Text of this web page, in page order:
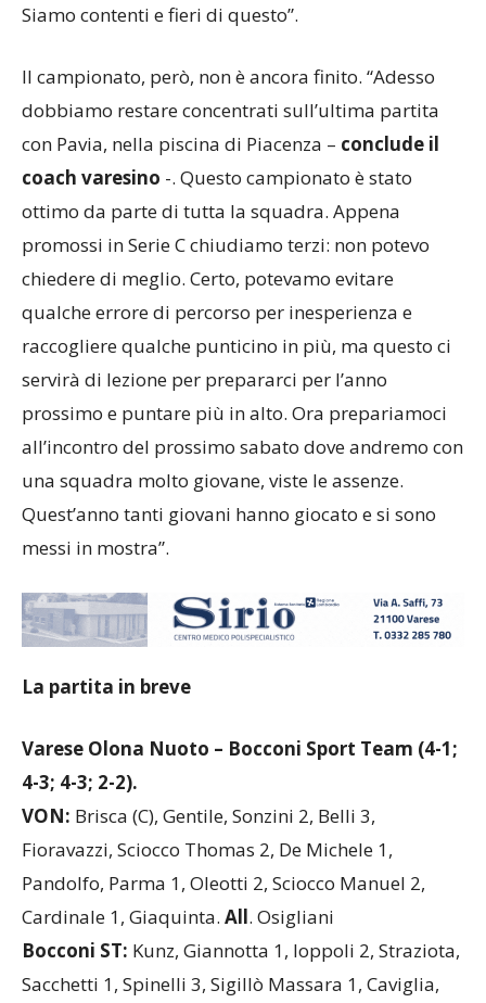
Siamo contenti e fieri di questo”.
Il campionato, però, non è ancora finito. “Adesso
dobbiamo restare concentrati sull’ultima partita
con Pavia, nella piscina di Piacenza – conclude il
coach varesino -. Questo campionato è stato
ottimo da parte di tutta la squadra. Appena
promossi in Serie C chiudiamo terzi: non potevo
chiedere di meglio. Certo, potevamo evitare
qualche errore di percorso per inesperienza e
raccogliere qualche punticino in più, ma questo ci
servirà di lezione per prepararci per l’anno
prossimo e puntare più in alto. Ora prepariamoci
all’incontro del prossimo sabato dove andremo con
una squadra molto giovane, viste le assenze.
Quest’anno tanti giovani hanno giocato e si sono
messi in mostra”.
La partita in breve
Varese Olona Nuoto – Bocconi Sport Team (4-1;
4-3; 4-3; 2-2).
VON: Brisca (C), Gentile, Sonzini 2, Belli 3,
Fioravazzi, Sciocco Thomas 2, De Michele 1,
Pandolfo, Parma 1, Oleotti 2, Sciocco Manuel 2,
Cardinale 1, Giaquinta. All. Osigliani
Bocconi ST: Kunz, Giannotta 1, Ioppoli 2, Straziota,
Sacchetti 1, Spinelli 3, Sigillò Massara 1, Caviglia,